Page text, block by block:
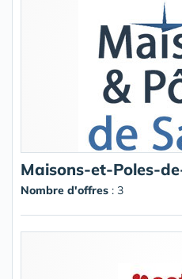
Maisons-et-Poles-
Nombre d'offres : 3